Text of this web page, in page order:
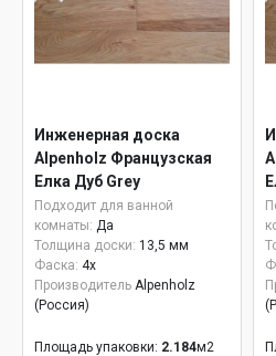
Инженерная доска
Alpenholz Французская
Елка Дуб Grey
Подходит для ванной
комнаты: Да
Толщина доски: 13,5 мм
Фаска: 4x
Производитель Alpenholz
(Россия)
Площадь упаковки: 2.184м2